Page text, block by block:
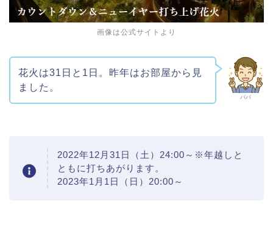
画像は公式サイトより
パパ
花火は31日と1日。昨年はお部屋から見
ました。
2022年12月31日（土）24:00～※年越しと
ともに打ちあがります。
2023年1月1日（日）20:00～